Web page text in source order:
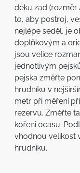
déku zad
to, aby postroj,
nejlépe seděl, je
doplňkovým a
jsou velice
jednotlivým
pejska změřte
hrudníku v
metr při měření
rezervu. Změřte
kořeni ocasu.
vhodnou velikost
hrudníku.